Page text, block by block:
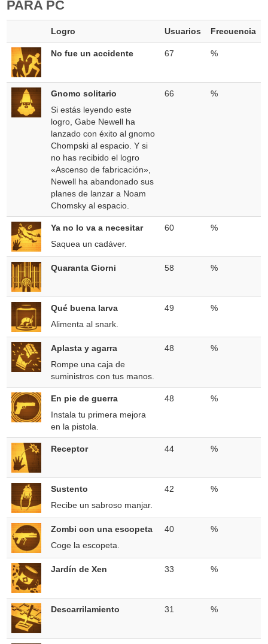
PARA PC
Logro Usuarios Frecuencia
No fue un accidente 67 %
Gnomo solitario
Si estás leyendo este
logro, Gabe Newell ha
lanzado con éxito al gnomo
Chompski al espacio. Y si
no has recibido el logro
«Ascenso de fabricación»,
Newell ha abandonado sus
planes de lanzar a Noam
Chomsky al espacio.
66 %
Ya no lo va a necesitar
Saquea un cadáver.
60 %
Quaranta Giorni 58 %
Qué buena larva
Alimenta al snark.
49 %
Aplasta y agarra
Rompe una caja de
suministros con tus manos.
48 %
En pie de guerra
Instala tu primera mejora
en la pistola.
48 %
Receptor 44 %
Sustento
Recibe un sabroso manjar.
42 %
Zombi con una escopeta
Coge la escopeta.
40 %
Jardín de Xen 33 %
Descarrilamiento 31 %